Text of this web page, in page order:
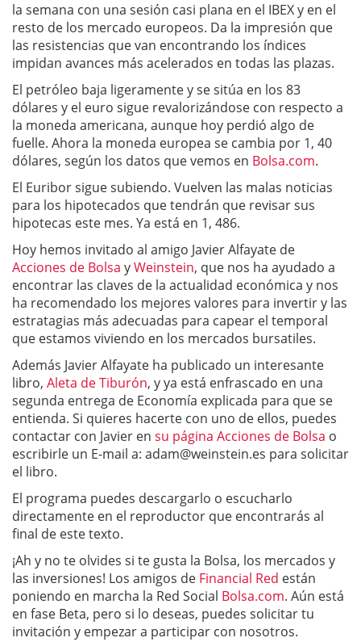
la semana con una sesión casi plana en el IBEX y en el
resto de los mercado europeos. Da la impresión que
las resistencias que van encontrando los índices
impidan avances más acelerados en todas las plazas.
El petróleo baja ligeramente y se sitúa en los 83
dólares y el euro sigue revalorizándose con respecto a
la moneda americana, aunque hoy perdió algo de
fuelle. Ahora la moneda europea se cambia por 1, 40
dólares, según los datos que vemos en Bolsa.com.
El Euribor sigue subiendo. Vuelven las malas noticias
para los hipotecados que tendrán que revisar sus
hipotecas este mes. Ya está en 1, 486.
Hoy hemos invitado al amigo Javier Alfayate de
Acciones de Bolsa yWeinstein, que nos ha ayudado a
encontrar las claves de la actualidad económica y nos
ha recomendado los mejores valores para invertir y las
estratagias más adecuadas para capear el temporal
que estamos viviendo en los mercados bursatiles.
Además Javier Alfayate ha publicado un interesante
libro, Aleta de Tiburón, y ya está enfrascado en una
segunda entrega de Economía explicada para que se
entienda. Si quieres hacerte con uno de ellos, puedes
contactar con Javier en su página Acciones de Bolsa o
escribirle un E-mail a: adam@weinstein.es para solicitar
el libro.
El programa puedes descargarlo o escucharlo
directamente en el reproductor que encontrarás al
final de este texto.
¡Ah y no te olvides si te gusta la Bolsa, los mercados y
las inversiones! Los amigos de Financial Red están
poniendo en marcha la Red Social Bolsa.com. Aún está
en fase Beta, pero si lo deseas, puedes solicitar tu
invitación y empezar a participar con nosotros.